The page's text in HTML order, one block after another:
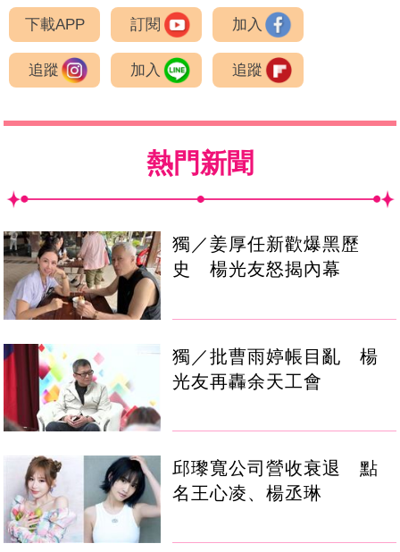
下載APP 訂閱 加入
追蹤 加入 追蹤
熱門新聞
獨／姜厚任新歡爆黑歷
史 楊光友怒揭內幕
獨／批曹雨婷帳目亂 楊
光友再轟余天工會
邱瓈寬公司營收衰退 點
名王心凌、楊丞琳